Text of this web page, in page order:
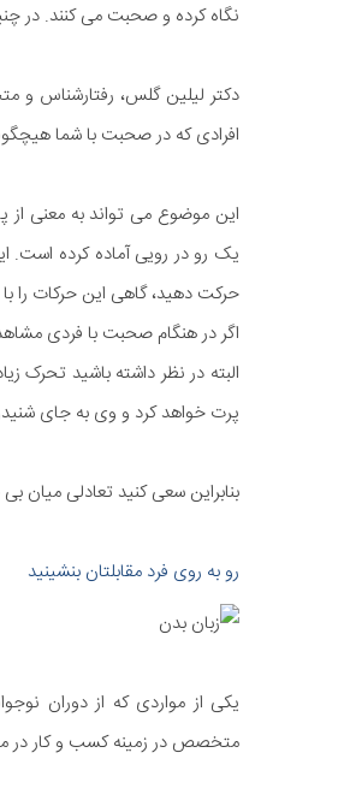
نگاه کرده و صحبت می کنند. در
دکتر لیلین گلس، رفتارشناس و
افرادی که در صحبت با شما
این موضوع می تواند به معنی
یک رو در رویی آماده کرده
حرکت دهید، گاهی این حرکات را
اگر در هنگام صحبت با فردی
البته در نظر داشته باشید
پرت خواهد کرد و وی به جای
بنابراین سعی کنید تعادلی میان
رو به روی فرد مقابلتان بنشینید
یکی از مواردی که از دوران
متخصص در زمینه کسب و کار در